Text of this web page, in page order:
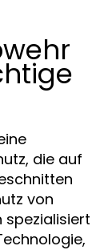
die auf
von
spezialisiert